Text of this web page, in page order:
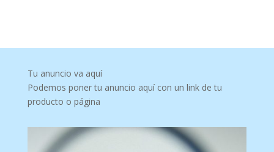
Tu anuncio va aquí
Podemos poner tu anuncio aquí con un link de tu
producto o página